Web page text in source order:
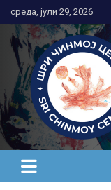
to
content
среда, јули 29, 2026